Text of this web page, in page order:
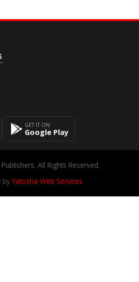
GET IT ON
Google Play
All Rights Reserved.
byYatosha Web Services